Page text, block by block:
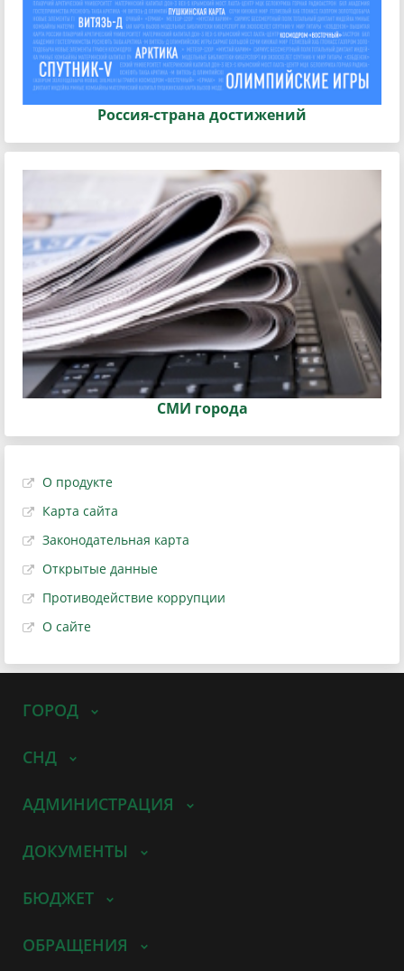
Россия-страна достижений
СМИ города
О продукте
Карта сайта
Законодательная карта
Открытые данные
Противодействие коррупции
О сайте
ГОРОД
СНД
АДМИНИСТРАЦИЯ
ДОКУМЕНТЫ
БЮДЖЕТ
ОБРАЩЕНИЯ